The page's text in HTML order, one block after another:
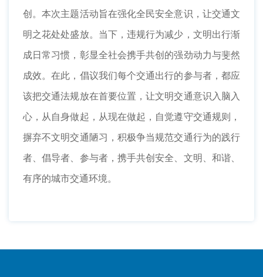
创。本次主题活动旨在强化全民安全意识，让交通文
明之花处处盛放。当下，违规行为减少，文明出行渐
成日常习惯，彰显全社会携手共创的强劲动力与斐然
成效。在此，倡议我们每个交通出行的参与者，都应
该把交通法规放在首要位置，让文明交通意识入脑入
心，从自身做起，从现在做起，自觉遵守交通规则，
摒弃不文明交通陋习，积极争当规范交通行为的践行
者、倡导者、参与者，携手共创安全、文明、和谐、
有序的城市交通环境。